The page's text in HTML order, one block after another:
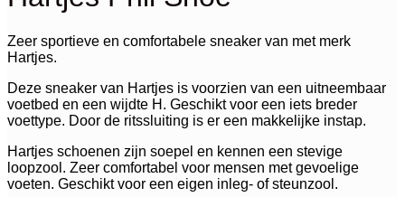
Zeer sportieve en comfortabele sneaker van met merk
Hartjes.
Deze sneaker van Hartjes is voorzien van een uitneembaar
voetbed en een wijdte H. Geschikt voor een iets breder
voettype. Door de ritssluiting is er een makkelijke instap.
Hartjes schoenen zijn soepel en kennen een stevige
loopzool. Zeer comfortabel voor mensen met gevoelige
voeten. Geschikt voor een eigen inleg- of steunzool.